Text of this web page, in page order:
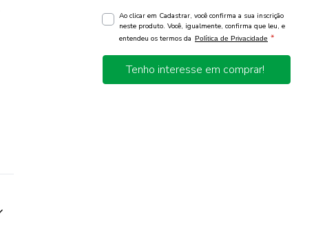
Ao clicar em Cadastrar, você confirma a sua inscrição
neste produto. Você, igualmente, confirma que leu, e
entendeu os termos da Política de Privacidade *
Tenho interesse em comprar!